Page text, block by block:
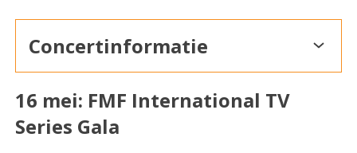
Concertinformatie
16 mei: FMF International TV
Series Gala